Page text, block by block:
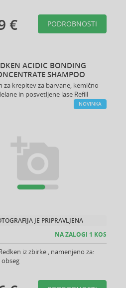
€ PODROBNOSTI
ACIDIC BONDING
SHAMPOO
za krepitev za barvane, kemično
in posvetljene lase Refill
NOVINKA
JE PRIPRAVLJENA
NA ZALOGI 1 KOS
iz zbirke , namenjeno za:
obseg